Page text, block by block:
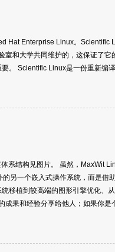
Hat Enterprise Linux。Scientific
室和大学共同维护的，这保证了
。 Scientific Linux是一份重新编
系结构见图片。 虽然，MaxWit
另一个嵌入式操作系统，而是借
移植到较高端的图形引擎优化、
成果和经验分享给他人；如果你